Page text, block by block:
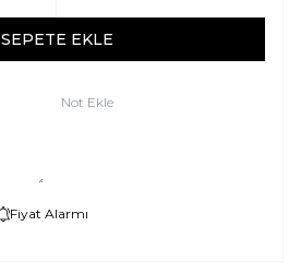
SEPETE EKLE
Not Ekle
Fiyat Alarmı